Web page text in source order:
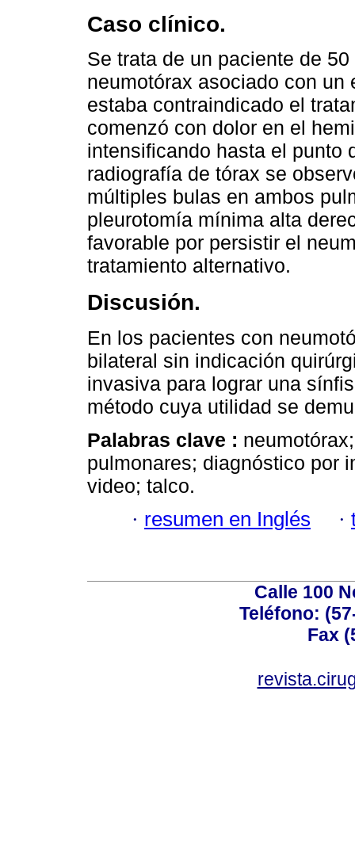
Caso clínico.
Se trata de un paciente de
neumotórax asociado con
estaba contraindicado el
comenzó con dolor en el
intensificando hasta el punto
radiografía de tórax se
múltiples bulas en ambos
pleurotomía mínima alta
favorable por persistir el
tratamiento alternativo.
Discusión.
En los pacientes con
bilateral sin indicación
invasiva para lograr una
método cuya utilidad se
Palabras clave :
pulmonares; diagnóstico por
video; talco.
· resumen en Inglés ·
Calle 100
Teléfono:
Fax